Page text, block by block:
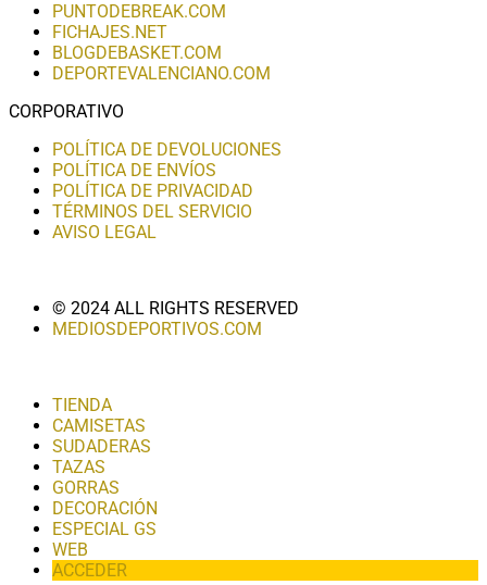
PUNTODEBREAK.COM
FICHAJES.NET
BLOGDEBASKET.COM
DEPORTEVALENCIANO.COM
CORPORATIVO
POLÍTICA DE DEVOLUCIONES
POLÍTICA DE ENVÍOS
POLÍTICA DE PRIVACIDAD
TÉRMINOS DEL SERVICIO
AVISO LEGAL
© 2024 ALL RIGHTS RESERVED
MEDIOSDEPORTIVOS.COM
TIENDA
CAMISETAS
SUDADERAS
TAZAS
GORRAS
DECORACIÓN
ESPECIAL GS
WEB
ACCEDER